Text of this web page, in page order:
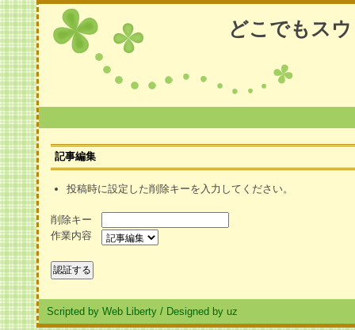
どこでもス
記事編集
投稿時に設定した削除キーを入力してください。
削除キー
作業内容
Scripted by Web Liberty / Designed by uz